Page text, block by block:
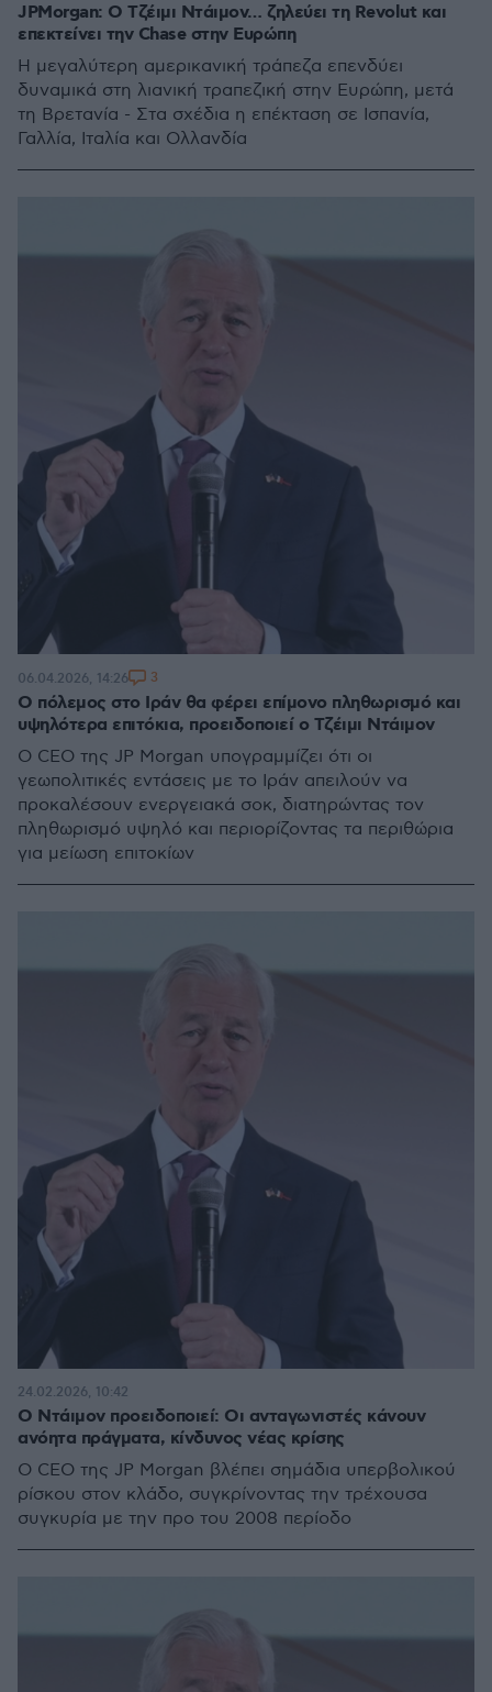
JPMorgan: Ο Τζέιμι Ντάιμον… ζηλεύει τη Revolut και
επεκτείνει την Chase στην Ευρώπη
Η μεγαλύτερη αμερικανική τράπεζα επενδύει
δυναμικά στη λιανική τραπεζική στην Ευρώπη, μετά
τη Βρετανία - Στα σχέδια η επέκταση σε Ισπανία,
Γαλλία, Ιταλία και Ολλανδία
Ο πόλεμος στο Ιράν θα φέρει επίμονο πληθωρισμό και
υψηλότερα επιτόκια, προειδοποιεί ο Τζέιμι Ντάιμον
Ο CEO της JP Morgan υπογραμμίζει ότι οι
γεωπολιτικές εντάσεις με το Ιράν απειλούν να
προκαλέσουν ενεργειακά σοκ, διατηρώντας τον
πληθωρισμό υψηλό και περιορίζοντας τα περιθώρια
για μείωση επιτοκίων
06.04.2026, 14:26 3
Ο Ντάιμον προειδοποιεί: Οι ανταγωνιστές κάνουν
ανόητα πράγματα, κίνδυνος νέας κρίσης
Ο CEO της JP Morgan βλέπει σημάδια υπερβολικού
ρίσκου στον κλάδο, συγκρίνοντας την τρέχουσα
συγκυρία με την προ του 2008 περίοδο
24.02.2026, 10:42